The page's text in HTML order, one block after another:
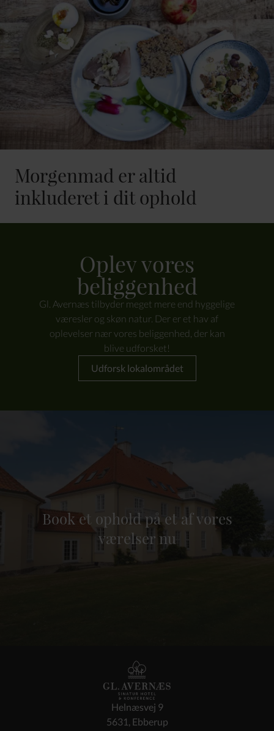
Morgenmad er altid
inkluderet i dit ophold
Oplev vores
beliggenhed
Gl. Avernæs tilbyder meget mere end hyggelige
væresler og skøn natur. Der er et hav af
oplevelser nær vores beliggenhed, der kan
blive udforsket!
Udforsk lokalområdet
Book et ophold på et af vores
værelser nu
Helnæsvej 9
5631, Ebberup